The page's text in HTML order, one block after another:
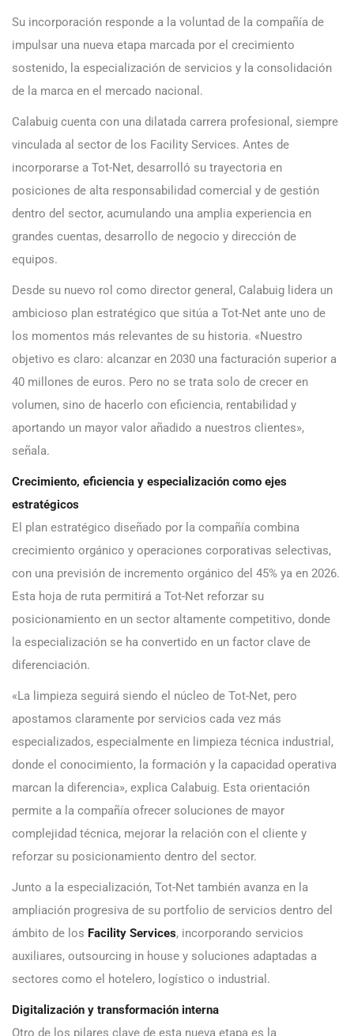
Su incorporación responde a la voluntad de la compañía de
impulsar una nueva etapa marcada por el crecimiento
sostenido, la especialización de servicios y la consolidación
de la marca en el mercado nacional.
Calabuig cuenta con una dilatada carrera profesional, siempre
vinculada al sector de los Facility Services. Antes de
incorporarse a Tot-Net, desarrolló su trayectoria en
posiciones de alta responsabilidad comercial y de gestión
dentro del sector, acumulando una amplia experiencia en
grandes cuentas, desarrollo de negocio y dirección de
equipos.
Desde su nuevo rol como director general, Calabuig lidera un
ambicioso plan estratégico que sitúa a Tot-Net ante uno de
los momentos más relevantes de su historia. «Nuestro
objetivo es claro: alcanzar en 2030 una facturación superior a
40 millones de euros. Pero no se trata solo de crecer en
volumen, sino de hacerlo con eficiencia, rentabilidad y
aportando un mayor valor añadido a nuestros clientes»,
señala.
Crecimiento, eficiencia y especialización como ejes
estratégicos
El plan estratégico diseñado por la compañía combina
crecimiento orgánico y operaciones corporativas selectivas,
con una previsión de incremento orgánico del 45% ya en 2026.
Esta hoja de ruta permitirá a Tot-Net reforzar su
posicionamiento en un sector altamente competitivo, donde
la especialización se ha convertido en un factor clave de
diferenciación.
«La limpieza seguirá siendo el núcleo de Tot-Net, pero
apostamos claramente por servicios cada vez más
especializados, especialmente en limpieza técnica industrial,
donde el conocimiento, la formación y la capacidad operativa
marcan la diferencia», explica Calabuig. Esta orientación
permite a la compañía ofrecer soluciones de mayor
complejidad técnica, mejorar la relación con el cliente y
reforzar su posicionamiento dentro del sector.
Junto a la especialización, Tot-Net también avanza en la
ampliación progresiva de su portfolio de servicios dentro del
ámbito de los Facility Services, incorporando servicios
auxiliares, outsourcing in house y soluciones adaptadas a
sectores como el hotelero, logístico o industrial.
Digitalización y transformación interna
Otro de los pilares clave de esta nueva etapa es la